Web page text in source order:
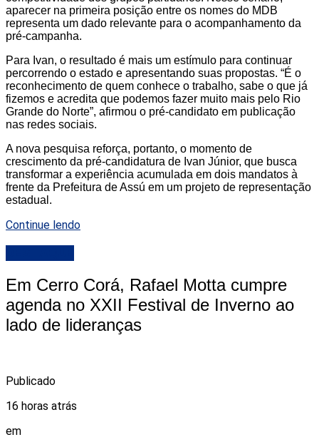
aparecer na primeira posição entre os nomes do MDB
representa um dado relevante para o acompanhamento da
pré-campanha.
Para Ivan, o resultado é mais um estímulo para continuar
percorrendo o estado e apresentando suas propostas. “É o
reconhecimento de quem conhece o trabalho, sabe o que já
fizemos e acredita que podemos fazer muito mais pelo Rio
Grande do Norte”, afirmou o pré-candidato em publicação
nas redes sociais.
A nova pesquisa reforça, portanto, o momento de
crescimento da pré-candidatura de Ivan Júnior, que busca
transformar a experiência acumulada em dois mandatos à
frente da Prefeitura de Assú em um projeto de representação
estadual.
Continue lendo
Em Cerro Corá, Rafael Motta cumpre
agenda no XXII Festival de Inverno ao
lado de lideranças
Publicado
16 horas atrás
em